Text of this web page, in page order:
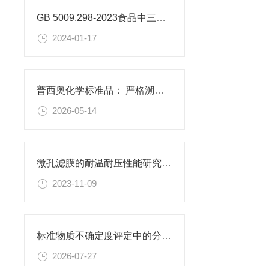
GB 5009.298-2023食品中三氯蔗糖（蔗糖素）的测定
2024-01-17
普西奥化学标准品： 严格溯源，品类完整
2026-05-14
微孔滤膜的耐温耐压性能研究及其应用
2023-11-09
标准物质不确定度评定中的分量识别与量化计算方法
2026-07-27